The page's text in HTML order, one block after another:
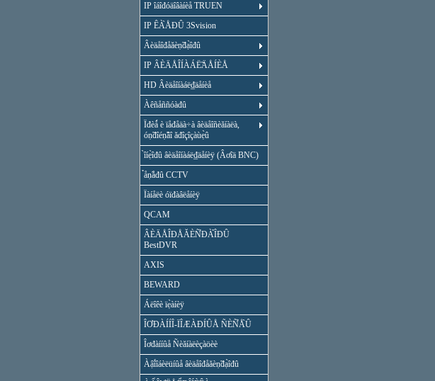
IP îáîđóäîâàíèå TRUEN
IP ÊÀ̀ÅĐÛ 3Svision
Âèäåîđåăèṇ̃đạ̀îđû
IP ÂÈÄÅÎÍÀÁË̃ÄÅÍÈÅ
HD Âèäåîíàáë₫äåíèå
Àêñåññóàđû
Ïđèǻ è ïåđåäà÷à âèäåîñèăíàëà,
óṇ̃đîéṇ̃âî ăđîçîçàùẹ̀û
̀îíẹ̀îđû âèäåîíàáë₫äåíèÿ (Âơîä BNC)
̉åṇ̃åđû CCTV
Ïàíåëè óïđàâëåíèÿ
QCAM
ÂÈÄÅÎĐÅĂÈÑ̉ĐÀ̉ÎĐÛ
BestDVR
AXIS
BEWARD
Áëîêè ïẹ̀àíèÿ
ÎƠĐÀÍÍÎ-ÏÎÆÀĐÍÛÅ ÑÈÑ̉Å̀Û
Îơđàííûå Ñèăíàëèçàöèè
Àậî́îáèëüíûå âèäåîđåăèṇ̃đạ̀îđû